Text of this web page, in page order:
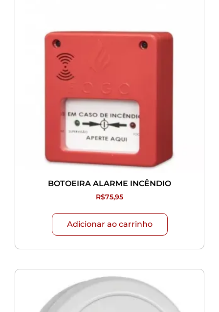
BOTOEIRA ALARME INCÊNDIO
R$75,95
Adicionar ao carrinho